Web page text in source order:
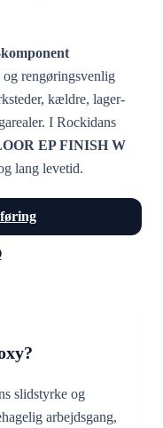
rengøringsvenlig
kældre, lager-
I Rockidans
EP FINISH W
lang levetid.
slidstyrke og
arbejdsgang,